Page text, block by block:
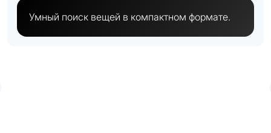
Умный поиск вещей в компактном формате.